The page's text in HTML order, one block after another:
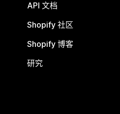
API 文档
Shopify 社区
Shopify 博客
研究